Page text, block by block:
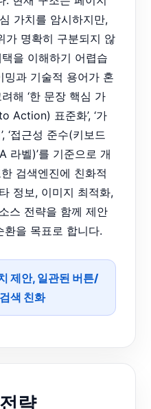
가치를 암시하지만,
가 명확히 구분되지 않
을 이해하기 어렵습
밍과 기술적 용어가 혼
해 ‘한 문장 핵심 가
Action) 표준화’, ‘가
‘접근성 준수(키보드
라벨)’를 기준으로 개
검색엔진에 친화적
정보, 이미지 최적화,
스 전략을 함께 제안
을 목표로 합니다.
제안, 일관된 버튼/
검색 친화
략